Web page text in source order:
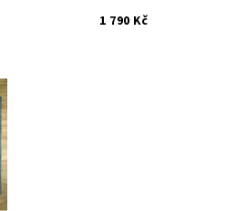
1 790 Kč